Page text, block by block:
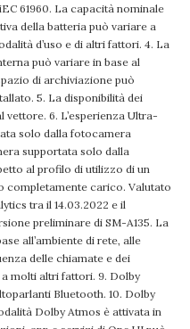
61960. La capacità nominale
della batteria può variare a
d’uso e di altri fattori. 4. La
può variare in base al
di archiviazione può
5. La disponibilità dei
6. L’esperienza Ultra-
solo dalla fotocamera
supportata solo dalla
al profilo di utilizzo di un
completamente carico. Valutato
tra il 14.03.2022 e il
preliminare di SM-A135. La
all’ambiente di rete, alle
delle chiamate e dei
molti altri fattori. 9. Dolby
Bluetooth. 10. Dolby
Dolby Atmos è attivata in